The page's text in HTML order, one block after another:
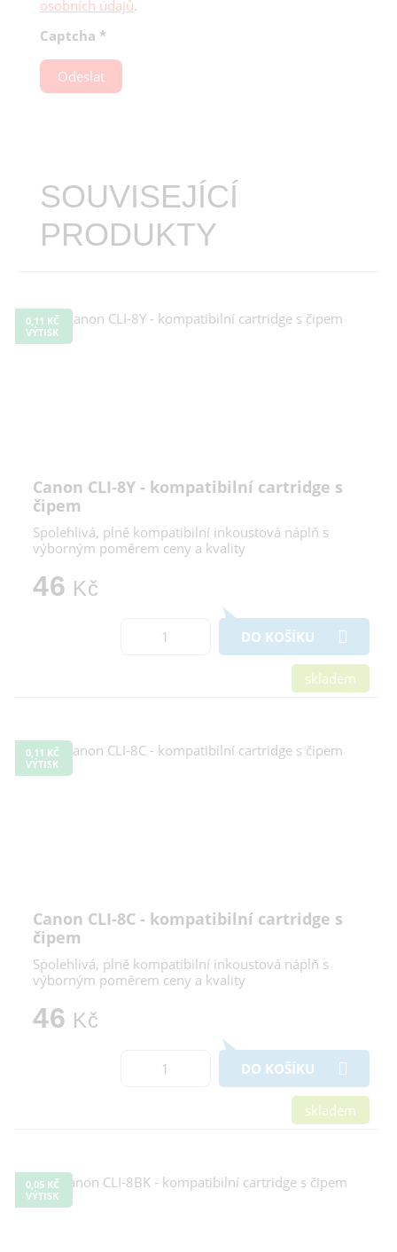
osobních údajů.
Captcha *
Odeslat
SOUVISEJÍCÍ
PRODUKTY
0,11 KČ
VÝTISK
Canon CLI-8Y - kompatibilní cartridge s
čipem
Spolehlivá, plně kompatibilní inkoustová náplň s
výborným poměrem ceny a kvality
46 Kč
DO KOŠÍKU
skladem
0,11 KČ
VÝTISK
Canon CLI-8C - kompatibilní cartridge s
čipem
Spolehlivá, plně kompatibilní inkoustová náplň s
výborným poměrem ceny a kvality
46 Kč
DO KOŠÍKU
skladem
0,05 KČ
VÝTISK